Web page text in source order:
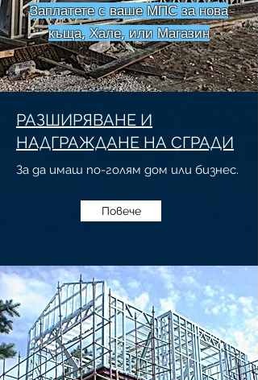
Заплатете с ваше МПС за нова
къща, Хале, или Магазин
РАЗШИРЯВАНЕ И
НАДГРАЖДАНЕ НА СГРАДИ
За да имаш по-голям дом или бизнес.
Повече